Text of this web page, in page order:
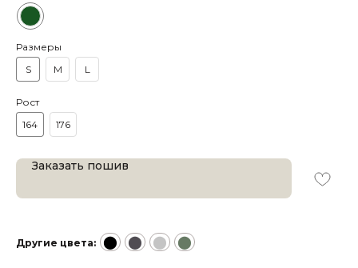
Размеры
S
M L
Рост
164
176
Заказать пошив
Другие цвета: ⬤ ⬤ ⬤ ⬤